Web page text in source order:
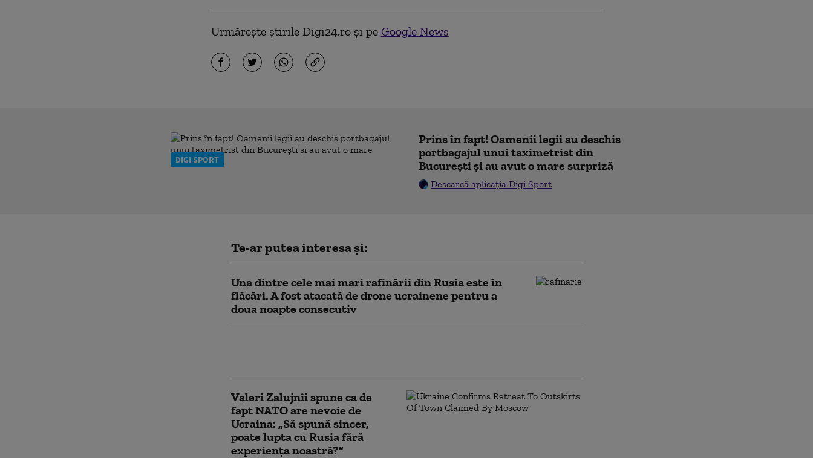
Urmărește știrile Digi24.ro și pe Google News
DIGI SPORT
Prins în fapt! Oamenii legii au deschis
portbagajul unui taximetrist din
București și au avut o mare surpriză
Descarcă aplicația Digi Sport
Te-ar putea interesa și:
Una dintre cele mai mari rafinării din Rusia este în
flăcări. A fost atacată de drone ucrainene pentru a
doua noapte consecutiv
Valeri Zalujnîi spune ca de
fapt NATO are nevoie de
Ucraina: „Să spună sincer,
poate lupta cu Rusia fără
experiența noastră?”